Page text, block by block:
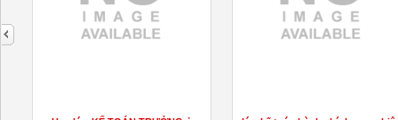
next